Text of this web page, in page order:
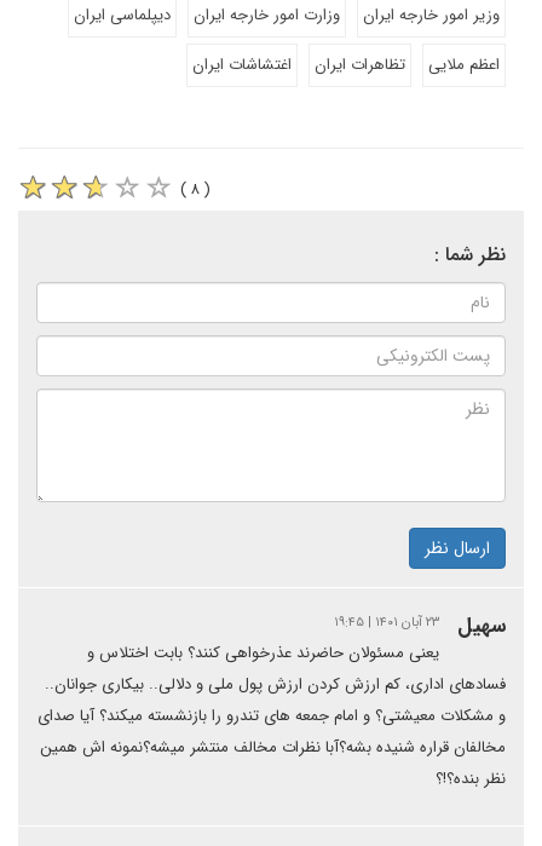
وزیر امور خارجه ایران
وزارت امور خارجه ایران
دیپلماسی ایران
اعظم ملایی
تظاهرات ایران اغتشاشات ایران
( ۸ )
نظر شما :
ارسال نظر
سهیل ۲۳ آبان ۱۴۰۱ | ۱۹:۴۵
یعنی مسئولان حاضرند عذرخواهی کنند؟ بابت اختلاس و
فسادهای اداری، کم ارزش کردن ارزش پول ملی و دلالی.. بیکاری جوانان..
و مشکلات معیشتی؟ و امام جمعه های تندرو را بازنشسته میکند؟ آیا صدای
مخالفان قراره شنیده بشه؟آبا نظرات مخالف منتشر میشه؟نمونه اش همین
نظر بنده؟!؟